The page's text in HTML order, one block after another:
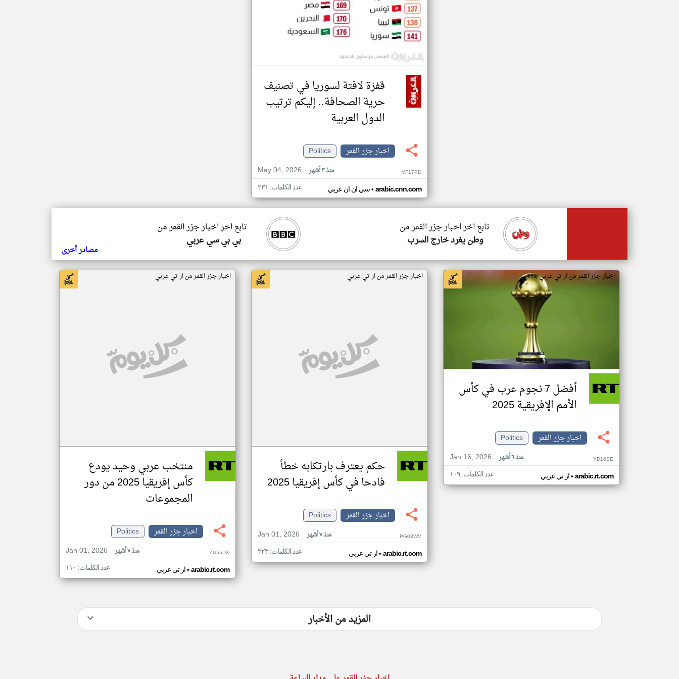
قفزة لافتة لسوريا في تصنيف
حرية الصحافة.. إليكم ترتيب
الدول العربية
اخبار جزر القمر
Politics
May 04, 2026
منذ ٣ أشهر VF17PD
سي ان ان عربي• arabic.cnn.com عدد الكلمات: ٢٣١
تابع اخر اخبار جزر القمر من
بي بي سي عربي
تابع اخر اخبار جزر القمر من
وطن يغرد خارج السرب
مصادر أخرى
اخبار جزر القمر من ار تي عربي
أفضل 7 نجوم عرب في كأس
الأمم الإفريقية 2025
اخبار جزر القمر
Politics
Jan 16, 2026
منذ ٦ أشهر YD16SE
ار تي عربي• arabic.rt.com عدد الكلمات: ١٠٩
اخبار جزر القمر من ار تي عربي
حكم يعترف بارتكابه خطأ
فادحا في كأس إفريقيا 2025
اخبار جزر القمر
Politics
Jan 01, 2026
منذ ٧ أشهر PG03WV
ار تي عربي• arabic.rt.com عدد الكلمات: ٢٢٣
اخبار جزر القمر من ار تي عربي
منتخب عربي وحيد يودع
كأس إفريقيا 2025 من دور
المجموعات
اخبار جزر القمر
Politics
Jan 01, 2026
منذ ٧ أشهر YU55DX
ار تي عربي• arabic.rt.com عدد الكلمات: ١١٠
المزيد من الأخبار